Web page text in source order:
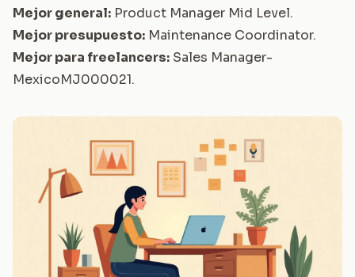
Mejor general: Product Manager Mid Level.
Mejor presupuesto: Maintenance Coordinator.
Mejor para freelancers: Sales Manager-
MexicoMJ000021.